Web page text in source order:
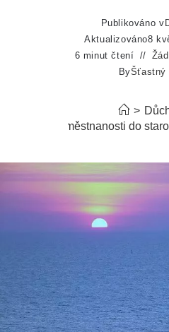
Publikováno v
Aktualizováno8
6 minut čtení
ByŠťastný
>
doba nezaměstnanosti do